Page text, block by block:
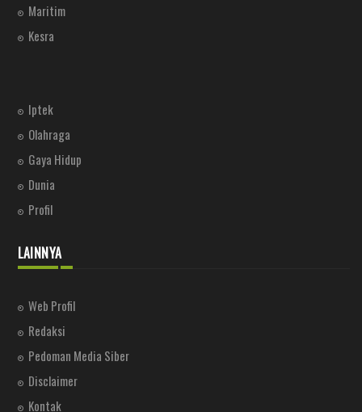
Maritim
Kesra
Iptek
Olahraga
Gaya Hidup
Dunia
Profil
LAINNYA
Web Profil
Redaksi
Pedoman Media Siber
Disclaimer
Kontak